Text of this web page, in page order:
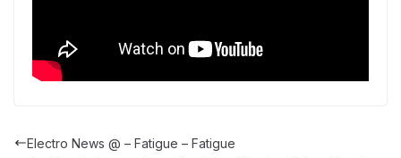
Electro News @ – Fatigue – Fatigue